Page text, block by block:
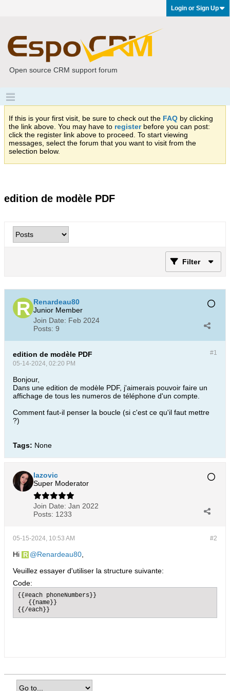
Login or Sign Up
Open source CRM support forum
If this is your first visit, be sure to check out the FAQ by clicking
the link above. You may have to registerbefore you can post:
click the register link above to proceed. To start viewing
messages, select the forum that you want to visit from the
selection below.
edition de modèle PDF
Filter
Renardeau80
Junior Member
Join Date: Feb 2024
Posts: 9
#1
edition de modèle PDF
05-14-2024, 02:20 PM
Bonjour,
Dans une edition de modèle PDF, j'aimerais pouvoir faire un
affichage de tous les numeros de téléphone d'un compte.
Comment faut-il penser la boucle (si c'est ce qu'il faut mettre
?)
Tags: None
lazovic
Super Moderator
Join Date: Jan 2022
Posts: 1233
#2
05-15-2024, 10:53 AM
Hi Renardeau80
Veuillez essayer d'utiliser la structure suivante:
Code:
{{#each phoneNumbers}}
   {{name}}
{{/each}}